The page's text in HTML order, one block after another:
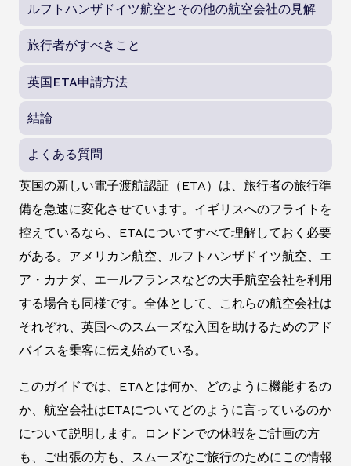
ルフトハンザドイツ航空とその他の航空会社の見解
旅行者がすべきこと
英国ETA申請方法
結論
よくある質問
英国の新しい電子渡航認証（ETA）は、旅行者の旅行準
備を急速に変化させています。イギリスへのフライトを
控えているなら、ETAについてすべて理解しておく必要
がある。アメリカン航空、ルフトハンザドイツ航空、エ
ア・カナダ、エールフランスなどの大手航空会社を利用
する場合も同様です。全体として、これらの航空会社は
それぞれ、英国へのスムーズな入国を助けるためのアド
バイスを乗客に伝え始めている。
このガイドでは、ETAとは何か、どのように機能するの
か、航空会社はETAについてどのように言っているのか
について説明します。ロンドンでの休暇をご計画の方
も、ご出張の方も、スムーズなご旅行のためにこの情報